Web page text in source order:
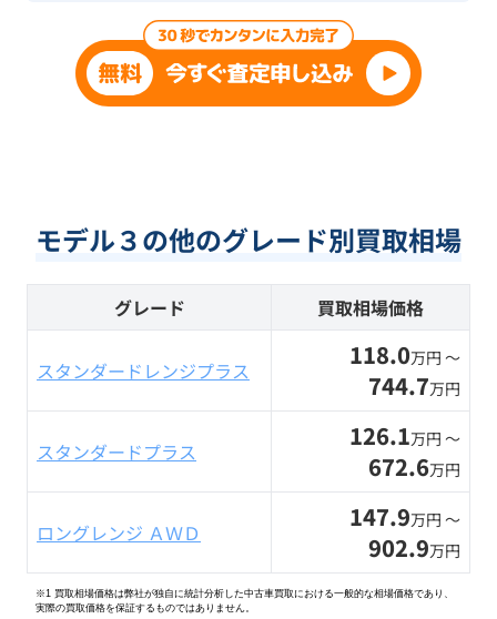
モデル３の他のグレード別買取相場
グレード 買取相場価格
スタンダードレンジプラス 118.0万円 〜
744.7万円
スタンダードプラス 126.1万円 〜
672.6万円
ロングレンジ ＡＷＤ 147.9万円 〜
902.9万円
※1 買取相場価格は弊社が独自に統計分析した中古車買取における一般的な相場価格であり、
実際の買取価格を保証するものではありません。